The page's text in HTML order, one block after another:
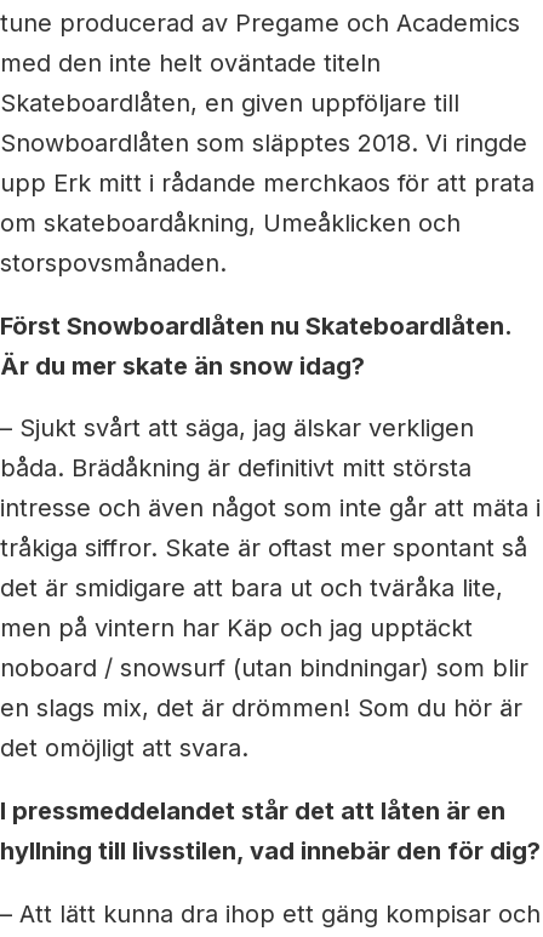
tune producerad av Pregame och Academics
med den inte helt oväntade titeln
Skateboardlåten, en given uppföljare till
Snowboardlåten som släpptes 2018. Vi ringde
upp Erk mitt i rådande merchkaos för att prata
om skateboardåkning, Umeåklicken och
storspovsmånaden.
Först Snowboardlåten nu Skateboardlåten.
Är du mer skate än snow idag?
– Sjukt svårt att säga, jag älskar verkligen
båda. Brädåkning är definitivt mitt största
intresse och även något som inte går att mäta i
tråkiga siffror. Skate är oftast mer spontant så
det är smidigare att bara ut och tväråka lite,
men på vintern har Käp och jag upptäckt
noboard / snowsurf (utan bindningar) som blir
en slags mix, det är drömmen! Som du hör är
det omöjligt att svara.
I pressmeddelandet står det att låten är en
hyllning till livsstilen, vad innebär den för dig?
– Att lätt kunna dra ihop ett gäng kompisar och